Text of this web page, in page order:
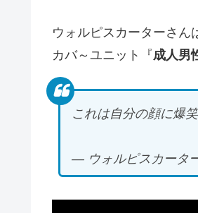
ウォルピスカーターさん
カバ～ユニット『成人男
これは自分の顔に爆
— ウォルピスカータ